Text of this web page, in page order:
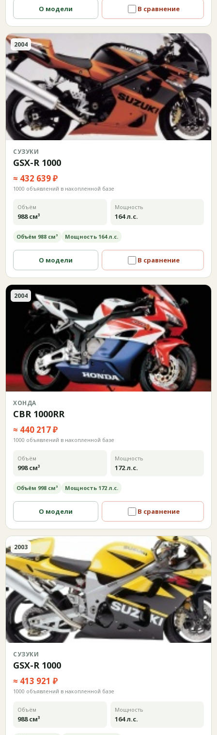
О модели В сравнение
2004
СУЗУКИ
GSX-R 1000
≈ 432 639 ₽
1000 объявлений в накопленной базе
Объём
988 см³
Мощность
164 л.с.
Объём 988 см³ Мощность 164 л.с.
О модели В сравнение
2004
ХОНДА
CBR 1000RR
≈ 440 217 ₽
1000 объявлений в накопленной базе
Объём
998 см³
Мощность
172 л.с.
Объём 998 см³ Мощность 172 л.с.
О модели В сравнение
2003
СУЗУКИ
GSX-R 1000
≈ 413 921 ₽
1000 объявлений в накопленной базе
Объём
988 см³
Мощность
164 л.с.